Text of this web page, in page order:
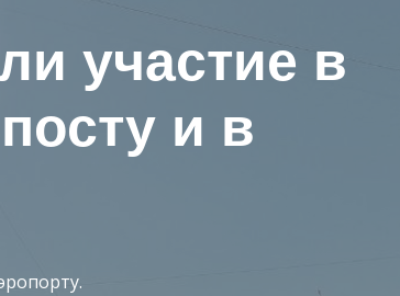
участие в
и в